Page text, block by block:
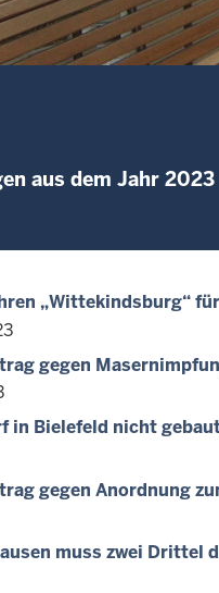
aus dem Jahr 2023
„Wittekindsburg“
gegen
in Bielefeld nicht
gegen Anordnung
muss zwei Drittel